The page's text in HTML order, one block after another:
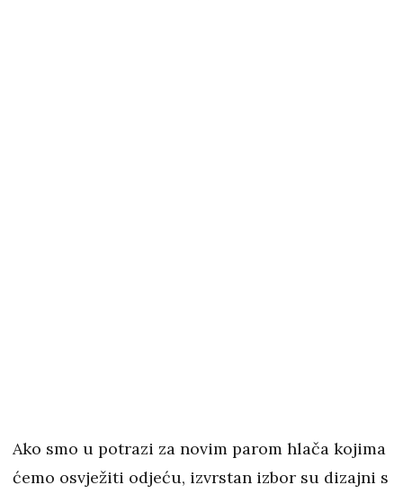
Ako smo u potrazi za novim parom hlača kojima
ćemo osvježiti odjeću, izvrstan izbor su dizajni s